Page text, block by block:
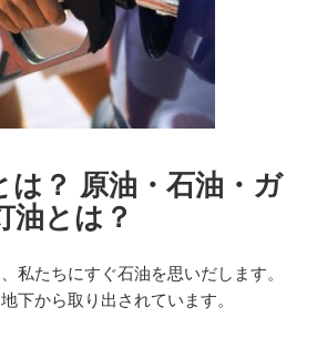
は？ 原油・石油・ガ
油とは？
私たちにすぐ石油を思いだします。
下から取り出されています。